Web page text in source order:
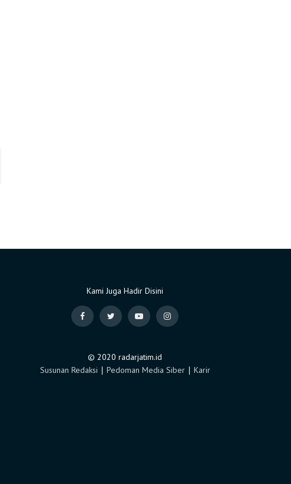
Kami Juga Hadir Disini
© 2020 radarjatim.id
Susunan Redaksi ∣ Pedoman Media Siber∣ Karir